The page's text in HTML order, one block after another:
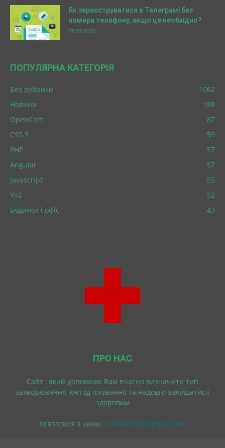
Як зареєструватися в Телеграмі без
номера телефону, якщо це необхідно?
28.03.2020
ПОПУЛЯРНА КАТЕГОРІЯ
Без рубрики
1062
Новини
188
OpenCart
87
CSS 3
59
PHP
57
Angular
57
Javascript
55
Yii2
52
Будинок і офіс
43
ПРО НАС
Cайт , який допоможе Вам вчасно визначити тип
захворювання, метод лікування та надовго залишатися
здоровим
зв'язатися з нами: maxwelhelp@gmail.com